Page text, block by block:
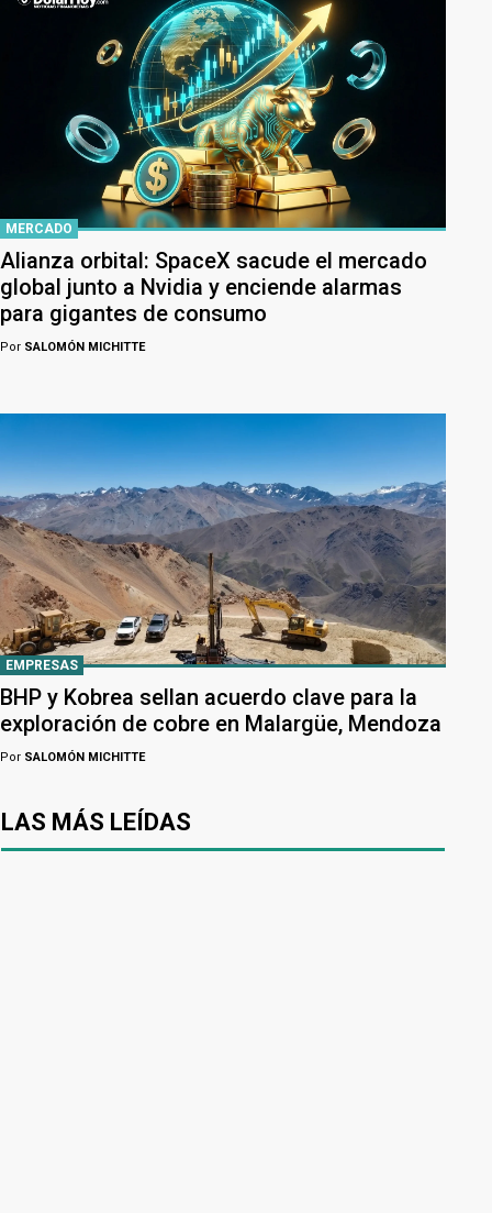
MERCADO
Alianza orbital: SpaceX sacude el mercado
global junto a Nvidia y enciende alarmas
para gigantes de consumo
Por SALOMÓN MICHITTE
EMPRESAS
BHP y Kobrea sellan acuerdo clave para la
exploración de cobre en Malargüe, Mendoza
Por SALOMÓN MICHITTE
LAS MÁS LEÍDAS